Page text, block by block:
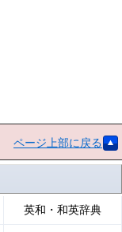
ページ上部に戻る
英和・和英辞典